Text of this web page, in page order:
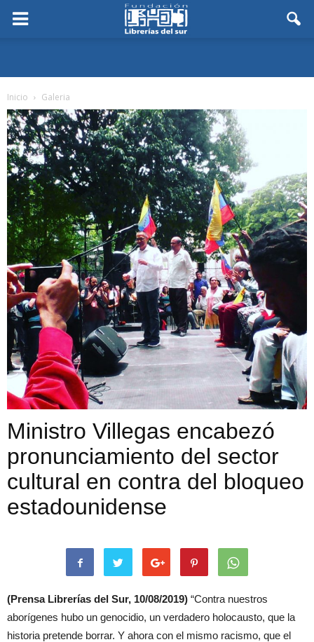
Inicio Galeria
Ministro Villegas encabezó
pronunciamiento del sector
cultural en contra del bloqueo
estadounidense
(Prensa Librerías del Sur, 10/08/2019) “Contra nuestros
aborígenes hubo un genocidio, un verdadero holocausto, que la
historia pretende borrar. Y ahora con el mismo racismo, que el